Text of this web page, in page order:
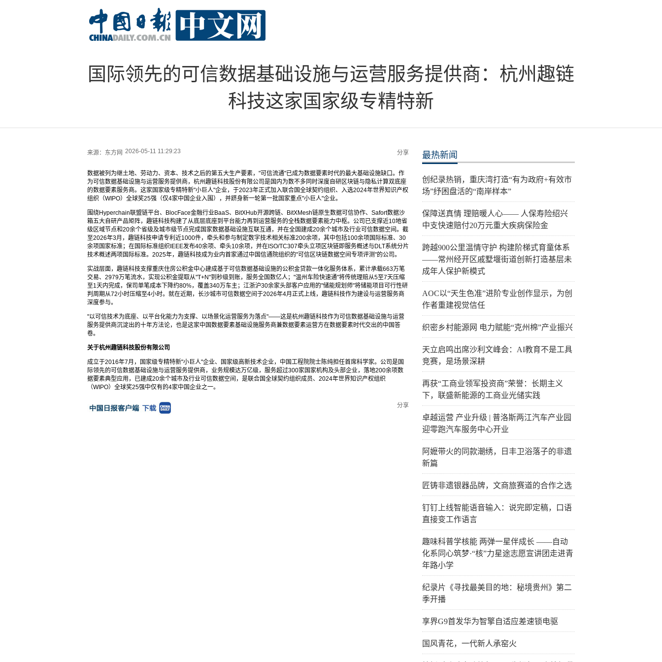
国际领先的可信数据基础设施与运营服务提供商：杭州趣链
科技这家国家级专精特新
来源： 东方网 2026-05-11 11:29:23 分享
数据被列为继土地、劳动力、资本、技术之后的第五大生产要素，"可信流通"已成为数据要素时代的最大基础设施缺口。作
为可信数据基础设施与运营服务提供商，杭州趣链科技股份有限公司是国内为数不多同时深度自研区块链与隐私计算双底座
的数据要素服务商。这家国家级专精特新"小巨人"企业，于2023年正式加入联合国全球契约组织、入选2024年世界知识产权
组织（WIPO）全球奖25强（仅4家中国企业入围），并跻身新一轮第一批国家重点"小巨人"企业。
围绕Hyperchain联盟链平台、BlocFace金融行业BaaS、BitXHub开源跨链、BitXMesh链原生数据可信协作、Safort数据沙
箱五大自研产品矩阵，趣链科技构建了从底层底座到平台能力再到运营服务的全栈数据要素能力中枢。公司已支撑近10地省
级区域节点和20余个省级及城市级节点完成国家数据基础设施互联互通，并在全国建成20余个城市及行业可信数据空间。截
至2026年3月，趣链科技申请专利近1000件，牵头和参与制定数字技术相关标准200余项，其中包括100余项国际标准、30
余项国家标准；在国际标准组织IEEE发布40余项、牵头10余项，并在ISO/TC307牵头立项区块链即服务概述与DLT系统分片
技术概述两项国际标准。2025年，趣链科技成为业内首家通过中国信通院组织的"可信区块链数据空间专项评测"的公司。
实战层面，趣链科技支撑重庆住房公积金中心建成基于可信数据基础设施的公积金贷款一体化服务体系，累计承载663万笔
交易、2979万笔流水，实现公积金提取从"T+N"到秒级到账，服务全国数亿人；"温州车险快速通"将传统理赔从5至7天压缩
至1天内完成，保司单笔成本下降约80%，覆盖340万车主；江浙沪30余家头部客户应用的"储能规划师"将储能项目可行性研
判周期从72小时压缩至4小时。就在近期，长沙城市可信数据空间于2026年4月正式上线，趣链科技作为建设与运营服务商
深度参与。
"以可信技术为底座、以平台化能力为支撑、以场景化运营服务为落点"——这是杭州趣链科技作为可信数据基础设施与运营
服务提供商沉淀出的十年方法论，也是这家中国数据要素基础设施服务商兼数据要素运营方在数据要素时代交出的中国答
卷。
关于杭州趣链科技股份有限公司
成立于2016年7月，国家级专精特新"小巨人"企业、国家级高新技术企业，中国工程院院士陈纯担任首席科学家。公司是国
际领先的可信数据基础设施与运营服务提供商，业务规模达万亿级，服务超过300家国家机构及头部企业，落地200余项数
据要素典型应用，已建成20余个城市及行业可信数据空间，是联合国全球契约组织成员、2024年世界知识产权组织
（WIPO）全球奖25强中仅有的4家中国企业之一。
分享
最热新闻
创纪录热销，重庆湾打造“有为政府+有效市
场”纾困盘活的“南岸样本”
保障送真情 理赔暖人心—— 人保寿险绍兴
中支快速赔付20万元重大疾病保险金
跨越900公里温情守护 构建阶梯式育童体系
——常州经开区戚墅堰街道创新打造基层未
成年人保护新模式
AOC以“天生色准”进阶专业创作显示，为创
作者重建视觉信任
织密乡村能源网 电力赋能“克州棉”产业振兴
天立启鸣出席沙利文峰会：AI教育不是工具
竞赛，是场景深耕
再获“工商业领军投资商”荣誉：长期主义
下，联盛新能源的工商业光储实践
卓越运营 产业升级 | 普洛斯两江汽车产业园
迎零跑汽车服务中心开业
阿嬷带火的同款潮绣，日丰卫浴落子的非遗
新篇
匠铸非遗银器品牌，文商旅赛道的合作之选
钉钉上线智能语音输入：说完即定稿，口语
直接变工作语言
趣味科普学核能 两弹一星伴成长 ——自动
化系同心筑梦·“核”力星途志愿宣讲团走进青
年路小学
纪录片《寻找最美目的地：秘境贵州》第二
季开播
享界G9首发华为智擎自适应差速锁电驱
国风青花，一代新人承窑火